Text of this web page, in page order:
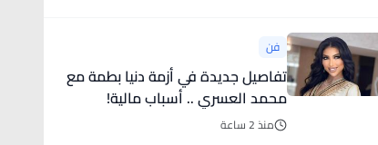
فن
تفاصيل جديدة في أزمة دنيا بطمة مع
محمد العسري .. أسباب مالية!
منذ 2 ساعة